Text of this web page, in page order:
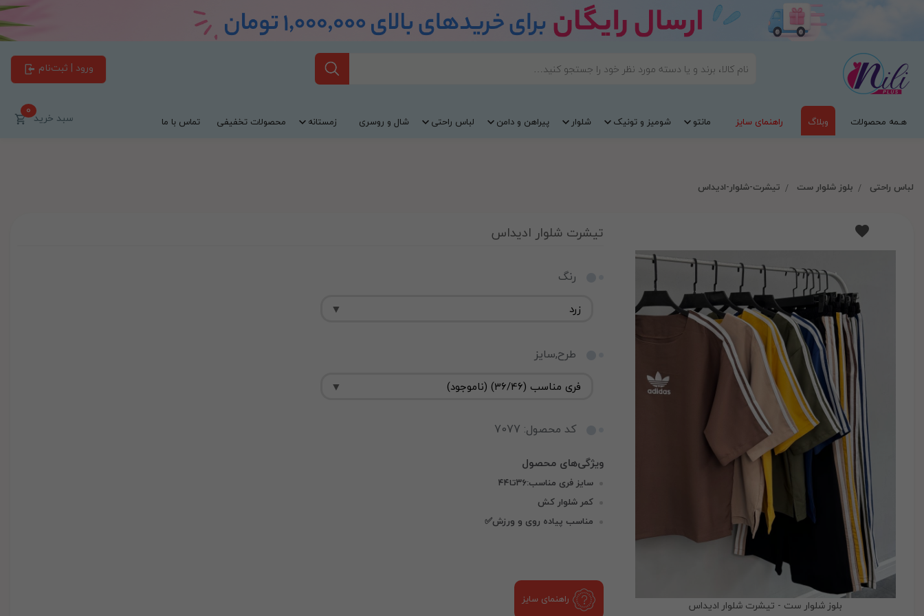
ورود | ثبت‌نام
هـمه محصولات وبلاگ راهنمای سایز مانتو شومیز و تونیک شلوار پیراهن و دامن لباس راحتی شال و روسری زمستانه محصولات تخفیفی تماس با ما سبد خرید0
لباس راحتی بلوز شلوار ست تیشرت-شلوار-ادیداس
بلوز شلوار ست - تیشرت شلوار ادیداس
تیشرت شلوار ادیداس
رنگ
طرح,سایز
کد محصول: 7077
سایز فری مناسب:۳۶تا۴۴
کمر شلوار کش
مناسب پیاده روی و ورزش✅
راهنمای سایز